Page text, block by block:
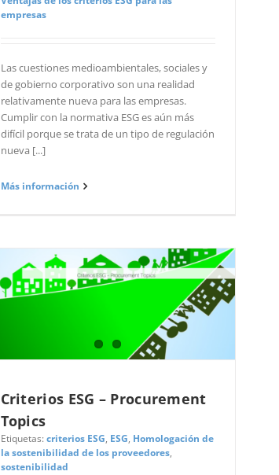
empresas
Las cuestiones medioambientales, sociales y
de gobierno corporativo son una realidad
relativamente nueva para las empresas.
Cumplir con la normativa ESG es aún más
difícil porque se trata de un tipo de regulación
nueva [...]
Más información
Criterios ESG – Procurement
Topics
Etiquetas: criterios ESG, ESG, Homologación de
la sostenibilidad de los proveedores,
sostenibilidad